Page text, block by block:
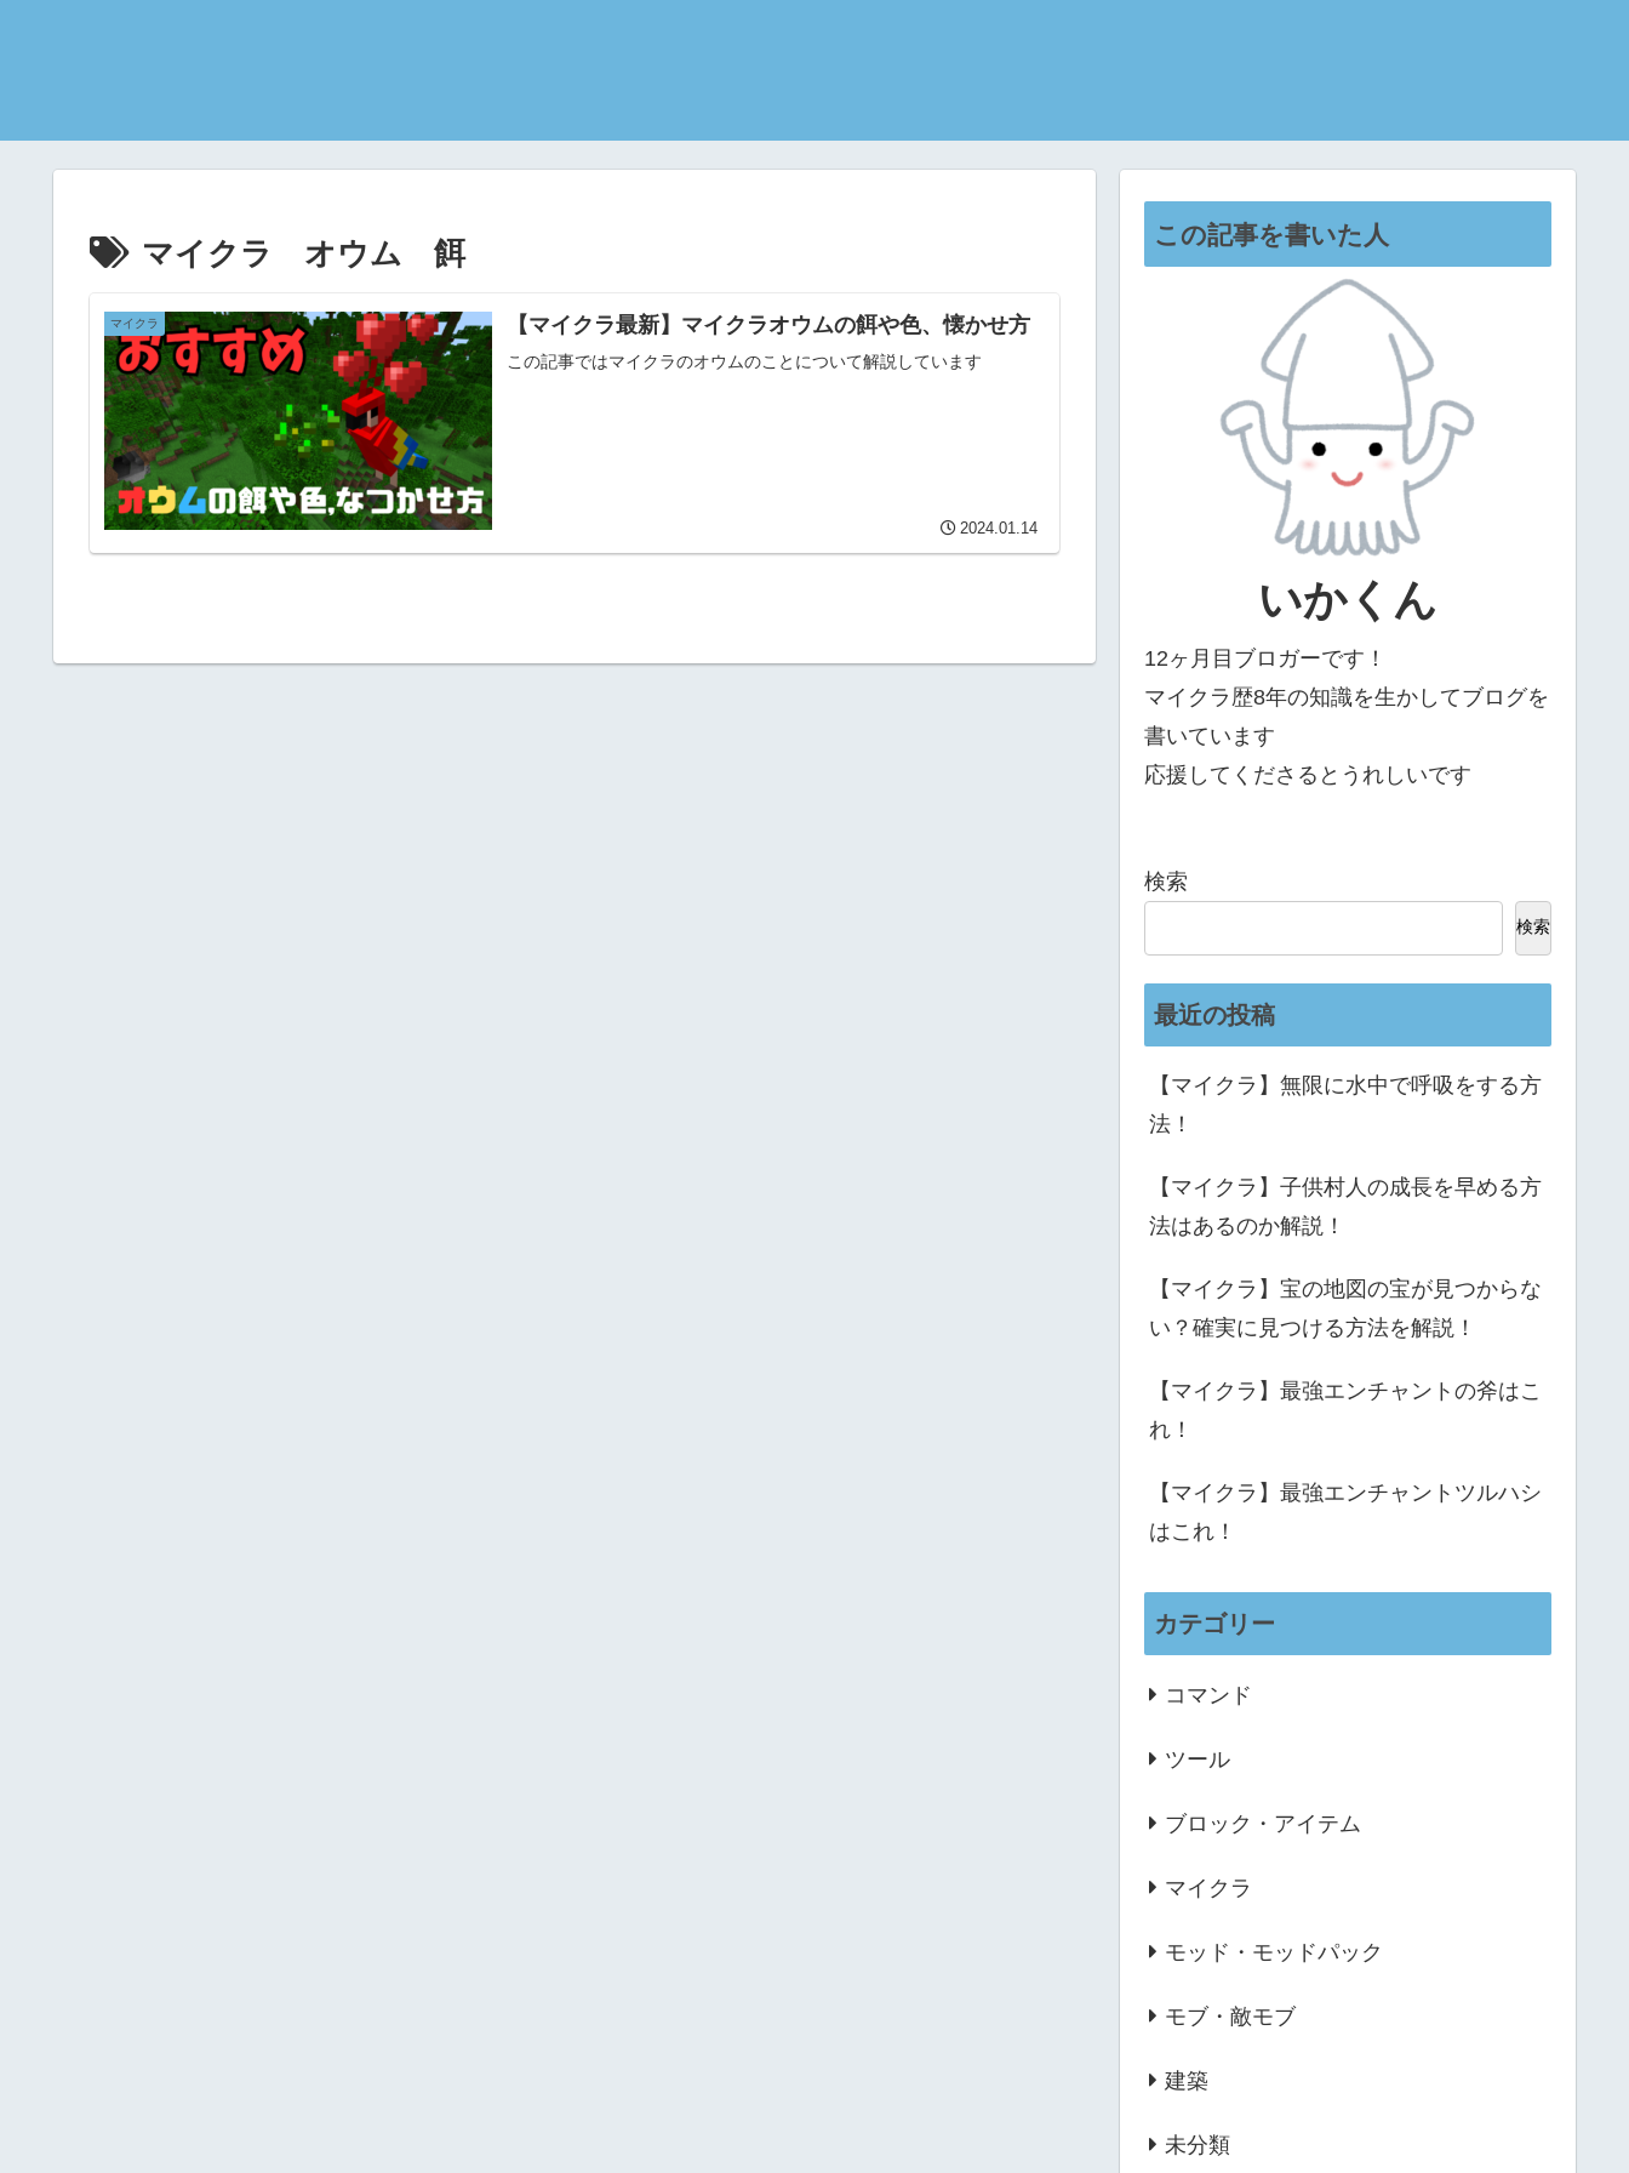
マイクラ オウム 餌
マイクラ 【マイクラ最新】マイクラオウムの餌や色、懐かせ方
この記事ではマイクラのオウムのことについて解説しています
2024.01.14
この記事を書いた人
いかくん
12ヶ月目ブロガーです！
マイクラ歴8年の知識を生かしてブログを
書いています
応援してくださるとうれしいです
検索
検索
最近の投稿
【マイクラ】無限に水中で呼吸をする方
法！
【マイクラ】子供村人の成長を早める方
法はあるのか解説！
【マイクラ】宝の地図の宝が見つからな
い？確実に見つける方法を解説！
【マイクラ】最強エンチャントの斧はこ
れ！
【マイクラ】最強エンチャントツルハシ
はこれ！
カテゴリー
コマンド
ツール
ブロック・アイテム
マイクラ
モッド・モッドパック
モブ・敵モブ
建築
未分類